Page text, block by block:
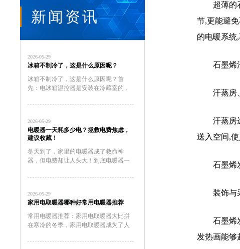
新闻资讯
2026-05-29
冰箱不制冷了，这是什么原因呢？
冰箱不制冷了，这是什么原因呢？首
先：电冰箱温控器是安装在冷藏室的，
不停机。这种现象大多数发生在风冷式
藏室温度，是随着冷冻室温度调节自...
2026-05-29
电暖器一天耗多少电？拯救电费焦虑，
建议收藏！
冬天到了，家里的电暖器成了救命神
器，但电费却让人头大！到底电暖器一
唠电暖器一天耗多少电，以及如何科学
电量的秘密：功率才是关键！首先，...
2026-05-29
家用电取暖器哪种好常用电暖器推荐
常用电暖器推荐：家用电取暖器大比拼
在寒冷的冬季，家用电取暖器成为了人
大佬将为大家进行一场家用电取暖器的
超薄的
节,更能避
的电暖系统
石墨烯
汗蒸房
汗蒸房
送入空间,
石墨烯
装饰与
石墨烯
发热画能够